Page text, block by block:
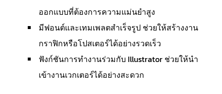
ออกแบบที่ต้องการความแม่นยำสูง
มีฟอนต์และเทมเพลตสำเร็จรูป ช่วยให้สร้างงาน
กราฟิกหรือโปสเตอร์ได้อย่างรวดเร็ว
ฟังก์ชันการทำงานร่วมกับ Illustrator ช่วยให้นำ
เข้างานเวกเตอร์ได้อย่างสะดวก